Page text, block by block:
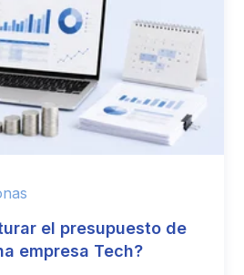
el presupuesto de
empresa Tech?